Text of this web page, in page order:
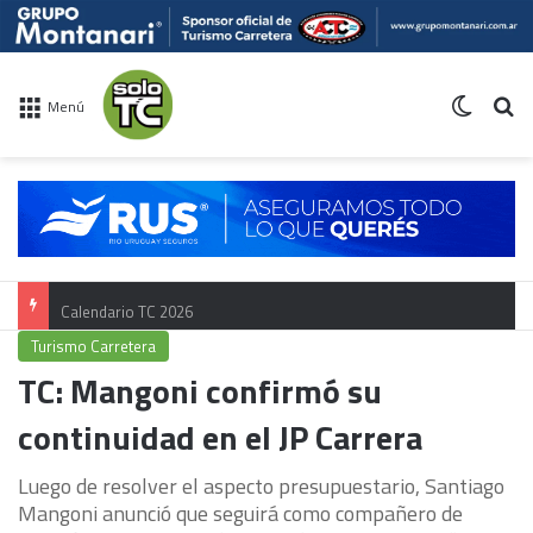
Menú
Calendario TC 2026
Turismo Carretera
TC: Mangoni confirmó su
continuidad en el JP Carrera
Luego de resolver el aspecto presupuestario, Santiago
Mangoni anunció que seguirá como compañero de